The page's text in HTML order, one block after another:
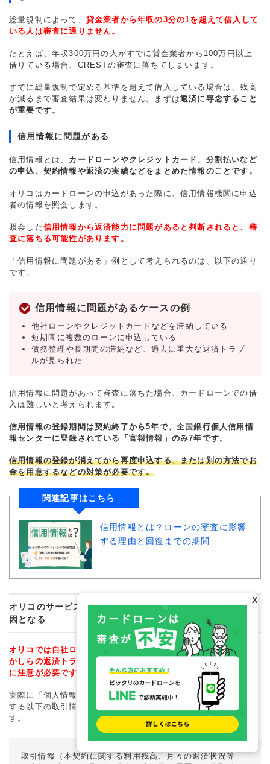
総量規制によって、 貸金業者から年収の3分の1を超えて借入して
いる人は審査に通りません。
たとえば、年収300万円の人がすでに貸金業者から100万円以上
借りている場合、CRESTの審査に落ちてしまいます。
すでに総量規制で定める基準を超えて借入している場合は、残高
が減るまで審査結果は変わりません。まずは返済に専念すること
が重要です。
信用情報に問題がある
信用情報とは、 カードローンやクレジットカード、分割払いなど
の申込、契約情報や返済の実績などをまとめた情報のことです。
オリコはカードローンの申込があった際に、信用情報機関に申込
者の情報を照会します。
照会した信用情報から返済能力に問題があると判断されると、審
査に落ちる可能性があります。
「信用情報に問題がある」例として考えられるのは、以下の通り
です。
信用情報に問題があるケースの例
他社ローンやクレジットカードなどを滞納している
短期間に複数のローンに申込している
債務整理や長期間の滞納など、過去に重大な返済トラブ
ルが見られた
信用情報に問題があって審査に落ちた場合、カードローンでの借
入は難しいと考えられます。
信用情報の登録期間は契約終了から5年で、全国銀行個人信用情
報センターに登録されている「官報情報」のみ7年です。
信用情報の登録が消えてから再度申込する、または別の方法でお
金を用意するなどの対策が必要です。
関連記事はこちら
信用情報とは？ローンの審査に影響
する理由と回復までの期間
オリコのサービスでトラブルを起こした場合も審査落ちの原
因となる
オリコでは自社ローンの取引情報を保有しているため、過去に何
かしらの返済トラブルがあった場合は審査に落ちる原因となる点
に注意が必要です。
実際に「個人情報の取扱いに関する条項」では、ローン契約に関
する以下の取引情報を「相当な期間保有する」と記載していま
す。
取引情報（本契約に関する利用残高、月々の返済状況等
X